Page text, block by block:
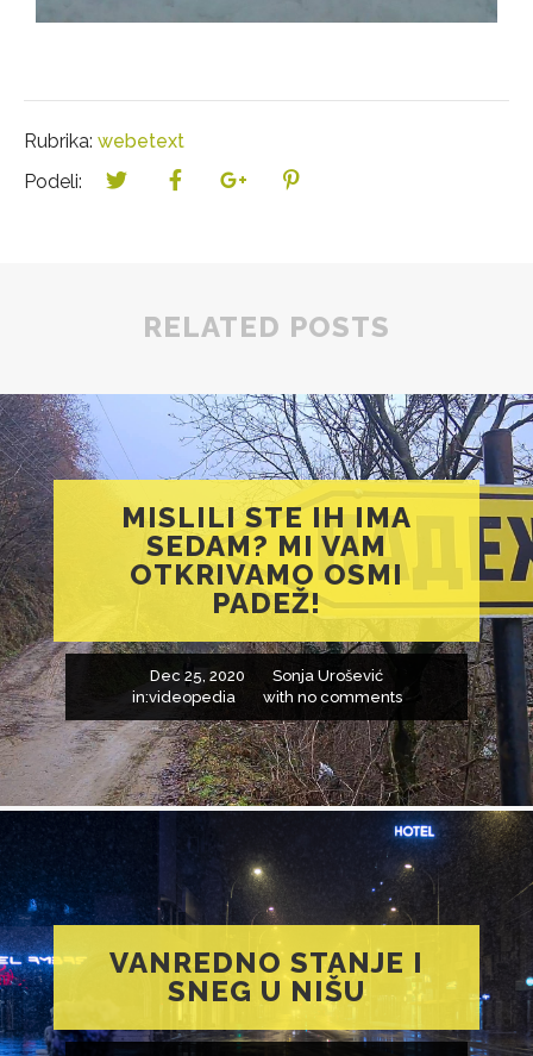
Rubrika: webetext
Podeli:
RELATED POSTS
MISLILI STE IH IMA
SEDAM? MI VAM
OTKRIVAMO OSMI
PADEŽ!
Dec 25, 2020
Sonja Urošević
in:videopedia with no comments
VANREDNO STANJE I
SNEG U NIŠU